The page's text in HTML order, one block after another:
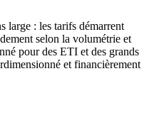
large : les tarifs démarrent
selon la volumétrie et
pour des ETI et des grands
et financièrement